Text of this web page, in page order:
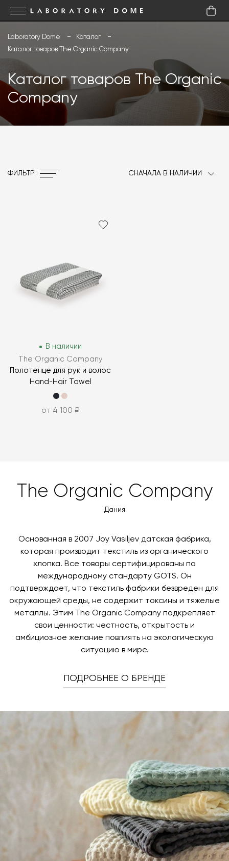
Laboratory Dome
Каталог
Каталог товаров The Organic Company
Каталог товаров The Organic
Company
ФИЛЬТР СНАЧАЛА В НАЛИЧИИ
В наличии
The Organic Company
Полотенце для рук и волос
Hand-Hair Towel
от 4 100 ₽
The Organic Company
Дания
Основанная в 2007 Joy Vasiljev датская фабрика,
которая производит текстиль из органического
хлопка. Все товары сертифицированы по
международному стандарту GOTS. Он
подтверждает, что текстиль фабрики безвреден для
окружающей среды, не содержит токсины и тяжелые
металлы. Этим The Organic Company подкрепляет
свои ценности: честность, открытость и
амбициозное желание повлиять на экологическую
ситуацию в мире.
ПОДРОБНЕЕ О БРЕНДЕ